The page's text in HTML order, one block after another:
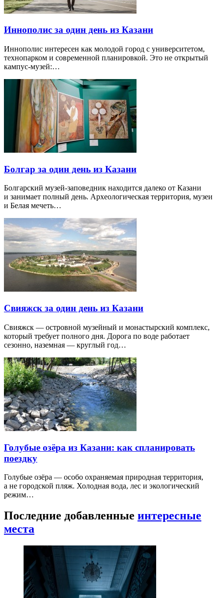
Иннополис за один день из Казани
Иннополис интересен как молодой город с университетом,
технопарком и современной планировкой. Это не открытый
кампус-музей:…
Болгар за один день из Казани
Болгарский музей-заповедник находится далеко от Казани
и занимает полный день. Археологическая территория, музеи
и Белая мечеть…
Свияжск за один день из Казани
Свияжск — островной музейный и монастырский комплекс,
который требует полного дня. Дорога по воде работает
сезонно, наземная — круглый год…
Голубые озёра из Казани: как спланировать
поездку
Голубые озёра — особо охраняемая природная территория,
а не городской пляж. Холодная вода, лес и экологический
режим…
Последние добавленные интересные
места